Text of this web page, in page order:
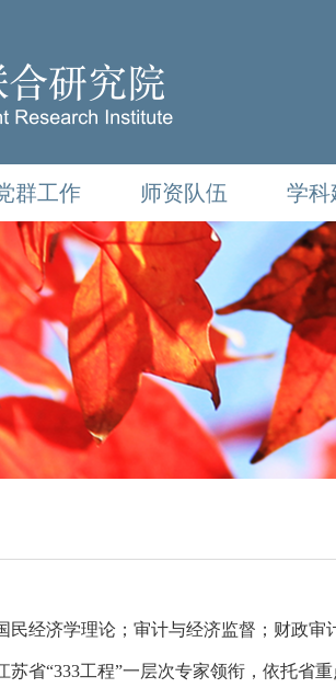
群工作 师资队伍 学科
民经济学理论；审计与经济监督；财政审
苏省“333工程”一层次专家领衔，依托省